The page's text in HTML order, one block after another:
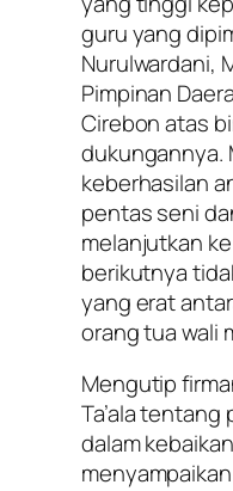
guru yang
Nurulwardani,
Pimpinan
Cirebon atas
dukungannya.
keberhasilan
pentas seni
melanjutkan
berikutnya
yang erat
orang tua wali
Mengutip
Ta’ala
dalam